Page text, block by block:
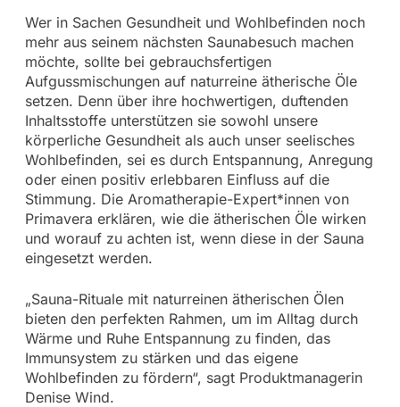
Wer in Sachen Gesundheit und Wohlbefinden noch
mehr aus seinem nächsten Saunabesuch machen
möchte, sollte bei gebrauchsfertigen
Aufgussmischungen auf naturreine ätherische Öle
setzen. Denn über ihre hochwertigen, duftenden
Inhaltsstoffe unterstützen sie sowohl unsere
körperliche Gesundheit als auch unser seelisches
Wohlbefinden, sei es durch Entspannung, Anregung
oder einen positiv erlebbaren Einfluss auf die
Stimmung. Die Aromatherapie-Expert*innen von
Primavera erklären, wie die ätherischen Öle wirken
und worauf zu achten ist, wenn diese in der Sauna
eingesetzt werden.
„Sauna-Rituale mit naturreinen ätherischen Ölen
bieten den perfekten Rahmen, um im Alltag durch
Wärme und Ruhe Entspannung zu finden, das
Immunsystem zu stärken und das eigene
Wohlbefinden zu fördern“, sagt Produktmanagerin
Denise Wind.